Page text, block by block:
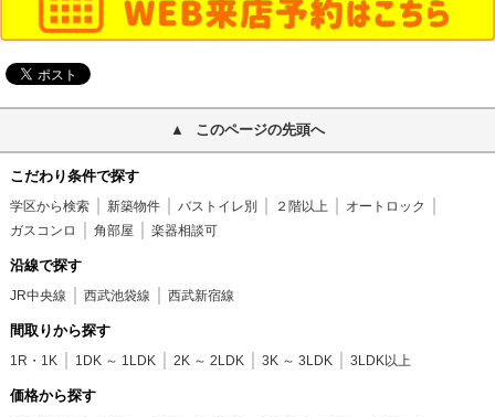
このページの先頭へ
こだわり条件で探す
学区から検索 新築物件 バストイレ別 ２階以上
オートロック
ガスコンロ
角部屋 楽器相談可
沿線で探す
JR中央線 西武池袋線 西武新宿線
間取りから探す
1R・1K 1DK ～ 1LDK 2K ～ 2LDK 3K ～ 3LDK 3LDK以上
価格から探す